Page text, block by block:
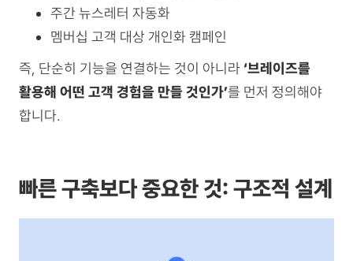
주간 뉴스레터 자동화
멤버십 고객 대상 개인화 캠페인
즉, 단순히 기능을 연결하는 것이 아니라 ‘브레이즈를
활용해 어떤 고객 경험을 만들 것인가’를 먼저 정의해야
합니다.
빠른 구축보다 중요한 것: 구조적 설계